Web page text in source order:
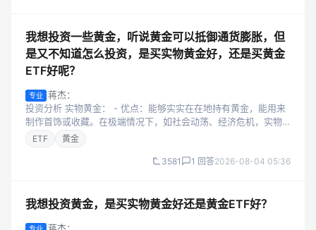
我想投资一些黄金，听说黄金可以抵御通货膨胀，但
是又不知道怎么投资，是买实物黄金好，还是买黄金
ETF好呢？
专业
蒋杰：
投资分析 实物黄金： - 优点：能够实实在在地持有黄金，能用来
制作首饰或收藏。在极端情况下，如社会动荡、经济危机，实物
黄金可直接用于交换商品或服务。 - 缺点：购买和回购手续费较
ETF 黄金
3581 1 回答2026-08-04 05:36
我想投资黄金，是买实物黄金好还是黄金ETF好？
专业
蒋杰：